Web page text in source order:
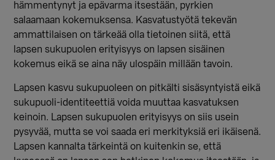
hämmentynyt ja epävarma itsestään, pyrkien
salaamaan kokemuksensa. Kasvatustyötä tekevän
ammattilaisen on tärkeää olla tietoinen siitä, että
lapsen sukupuolen erityisyys on lapsen sisäinen
kokemus eikä se aina näy ulospäin millään tavoin.
Lapsen kasvu sukupuoleen on pitkälti sisäsyntyistä eikä
sukupuoli-identiteettiä voida muuttaa kasvatuksen
keinoin. Lapsen sukupuolen erityisyys on siis usein
pysyvää, mutta se voi saada eri merkityksiä eri ikäisenä.
Lapsen kannalta tärkeintä on kuitenkin se, että